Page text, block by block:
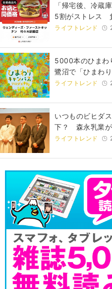
「帰宅後、冷蔵
5割がストレス
ライフトレンド
5000本のひまわ
鷺沼で「ひまわ
ライフトレンド
いつものビヒダ
下？ 森永乳業
ライフトレンド